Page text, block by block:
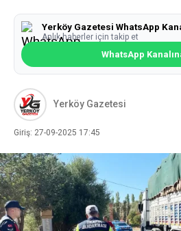
Yerköy Gazetesi WhatsApp
Anlık haberler için takip et
WhatsApp
Yerköy Gazetesi
Giriş: 27-09-2025 17:45